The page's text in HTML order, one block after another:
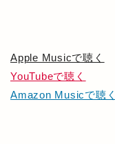
Apple Musicで聴く
YouTubeで聴く
Amazon Musicで聴く